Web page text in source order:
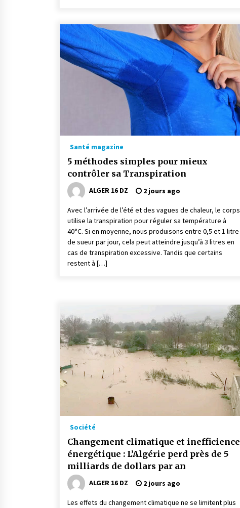
Santé magazine
5 méthodes simples pour mieux
contrôler sa Transpiration
ALGER 16 DZ 2 jours ago
Avec l’arrivée de l’été et des vagues de chaleur, le corps
utilise la transpiration pour réguler sa température à
40°C. Si en moyenne, nous produisons entre 0,5 et 1 litre
de sueur par jour, cela peut atteindre jusqu’à 3 litres en
cas de transpiration excessive. Tandis que certains
restent à […]
Société
Changement climatique et inefficience
énergétique : L’Algérie perd près de 5
milliards de dollars par an
ALGER 16 DZ 2 jours ago
Les effets du changement climatique ne se limitent plus